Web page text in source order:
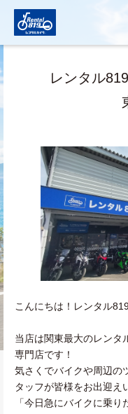
レンタル
こんにちは！レンタル
当店は関東最大のレンタ
専門店です！
気さくでバイクや周辺の
タッフが皆様をお出迎え
「今日急にバイクに乗